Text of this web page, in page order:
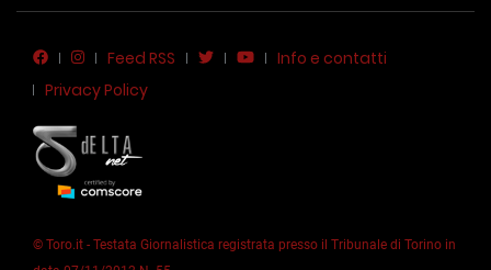
Feed RSS
Info e contatti
Privacy Policy
© Toro.it - Testata Giornalistica registrata presso il Tribunale di Torino in